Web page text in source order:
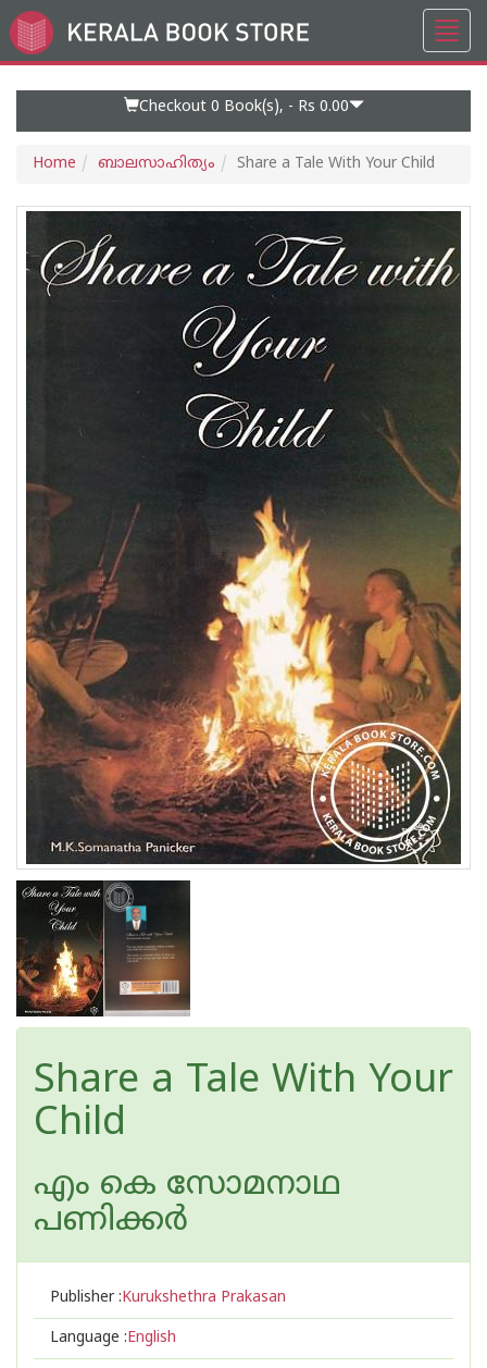
Go
to
Checkout 0 Book(s), - Rs 0.00
Home ബാലസാഹിത്യം Share a Tale With Your Child
Share a Tale With Your
Child
എം കെ സോമനാഥ
പണിക്കര്‍‌
Publisher :Kurukshethra Prakasan
Language :English